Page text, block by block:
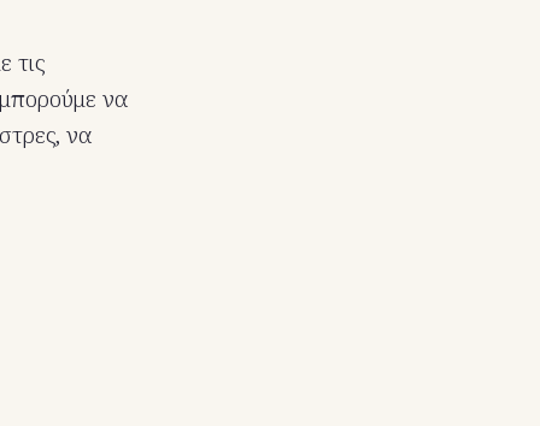
τις
να
να